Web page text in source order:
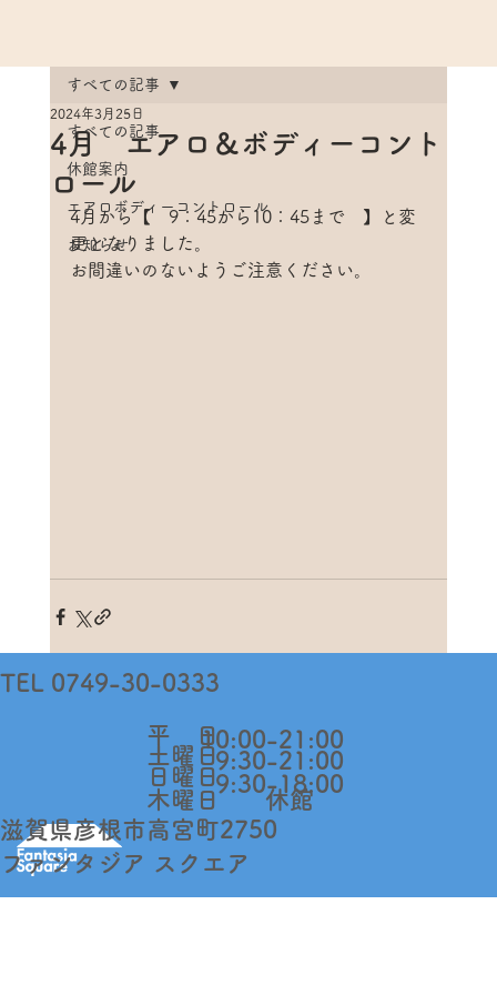
すべての記事
休館案内
エアロボディーコントロール
お知らせ
すべての記事
4月 エアロ＆ボディーコント
ロール
2024年3月25日
4月から【　9：45から10：45まで　】
と変
更となりました。
お間違いのないようご注意ください。
​滋賀県彦根市高宮町2750
​ファンタジア スクエア
​平 日
​土曜日
日曜日
木曜日
9:30-21:00
10:00-21:00
9:30-18:00​
休館
TEL 0749-30-0333